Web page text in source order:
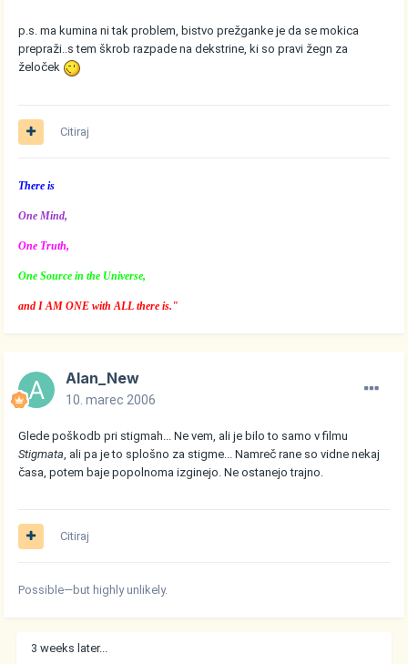
p.s. ma kumina ni tak problem, bistvo prežganke je da se mokica
prepraži..s tem škrob razpade na dekstrine, ki so pravi žegn za
želoček
Citiraj
There is
One Mind,
One Truth,
One Source in the Universe,
and I AM ONE with ALL there is."
Alan_New
10. marec 2006
Glede poškodb pri stigmah... Ne vem, ali je bilo to samo v filmu
Stigmata, ali pa je to splošno za stigme... Namreč rane so vidne nekaj
časa, potem baje popolnoma izginejo. Ne ostanejo trajno.
Citiraj
Possible—but highly unlikely.
3 weeks later...